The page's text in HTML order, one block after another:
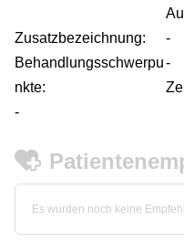
Zusatzbezeichnung:
-
Behandlungsschwerpu
nkte:
-
-
Es wurden noch keine